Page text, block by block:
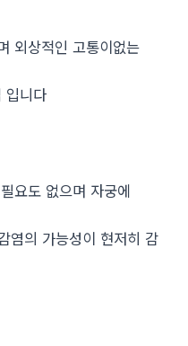
외상적인 고통이없는
입니다
요도 없으며 자궁에
염의 가능성이 현저히 감